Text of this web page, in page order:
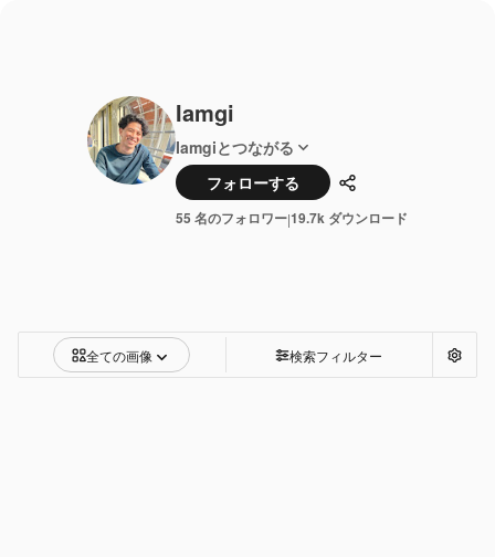
Iamgi
Iamgiとつながる
フォローする
共有
55 名のフォロワー|19.7k ダウンロード
全ての画像 検索フィルター